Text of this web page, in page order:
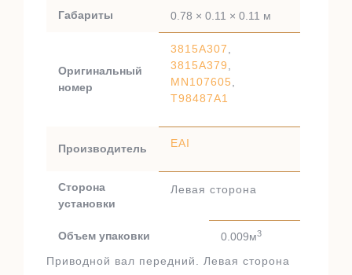
Габариты 0.78 × 0.11 × 0.11 м
Оригинальный
номер
3815A307
3815A379
MN107605
T98487A1
Производитель EAI
Сторона
установки
Левая сторона
Объем упаковки 0.009м3
Приводной вал передний. Левая сторона